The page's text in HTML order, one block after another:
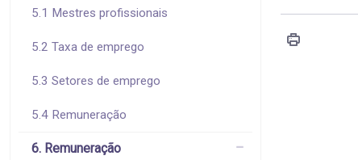
5.1 Mestres profissionais
5.2 Taxa de emprego
5.3 Setores de emprego
5.4 Remuneração
6. Remuneração